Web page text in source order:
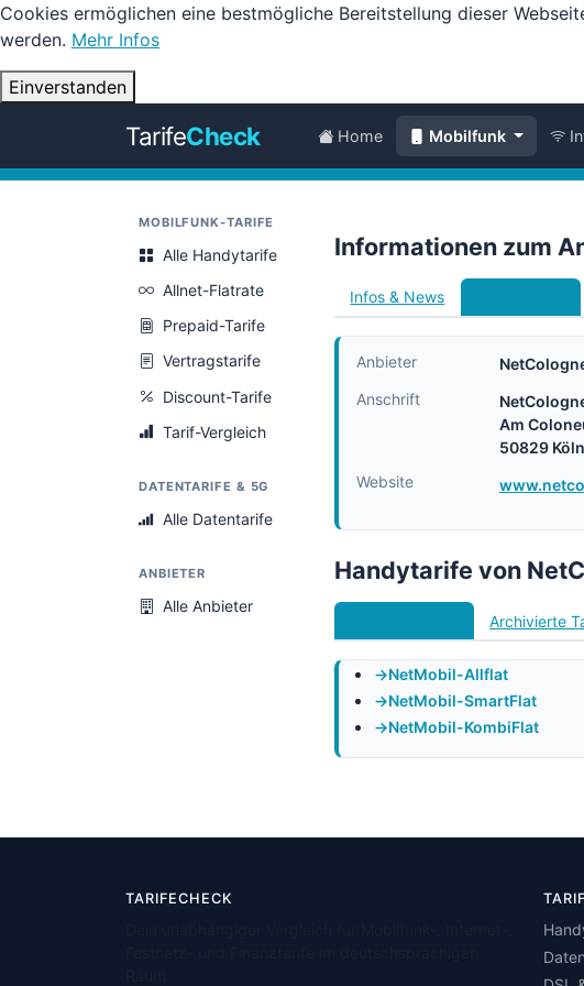
Cookies ermöglichen eine bestmögliche Bereitstellung dieser
werden. Mehr Infos
Einverstanden
TarifeCheck Home Mobilfunk
MOBILFUNK-TARIFE
Alle Handytarife
Allnet-Flatrate
Prepaid-Tarife
Vertragstarife
Discount-Tarife
Tarif-Vergleich
DATENTARIFE & 5G
Alle Datentarife
ANBIETER
Alle Anbieter
Informationen zum
Infos & News
Anbieter
Anschrift
Am
50829 Köln
Website
Handytarife von
Archivierte
NetMobil-Allflat
NetMobil-SmartFlat
NetMobil-KombiFlat
TARIFECHECK